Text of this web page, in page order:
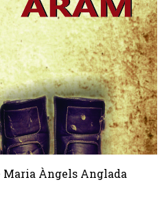
Àngels Anglada